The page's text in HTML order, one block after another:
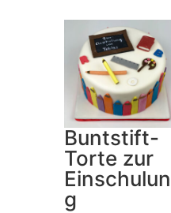
Buntstift-
Torte zur
Einschulun
g